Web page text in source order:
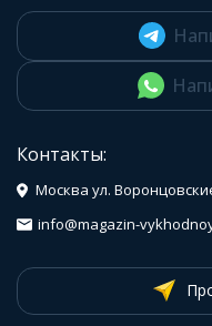
Контакты:
Москва ул.
info@magazin-